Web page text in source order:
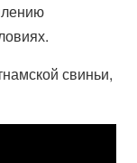
свиньи,